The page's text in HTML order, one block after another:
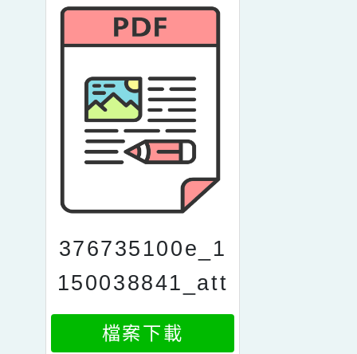
376735100e_1
150038841_att
ach1
檔案下載